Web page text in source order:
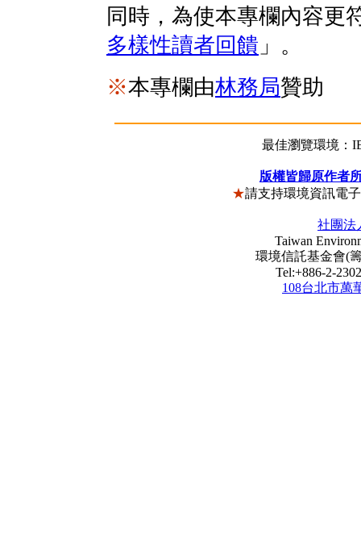
同時，為使本專欄內容更
多樣性讀者回饋 」。
※本專欄由林務局贊助
最佳瀏覽環境：
版權皆歸原作者
★請支持環境資訊電
社團法
Taiwan
環境信託基金會(籌
Tel:+886-2-
108台北市萬